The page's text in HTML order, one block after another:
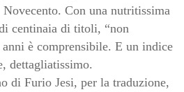
Con una nutritissima
centinaia di titoli, “non
è comprensibile. E un indice
dettagliatissimo.
di Furio Jesi, per la traduzione,